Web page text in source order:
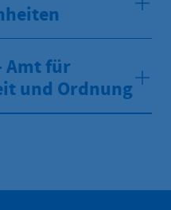
Amt für
und Ordnung